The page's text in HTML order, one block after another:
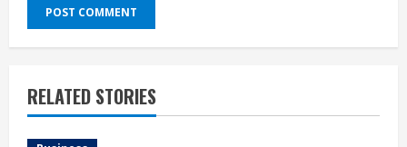
RELATED STORIES